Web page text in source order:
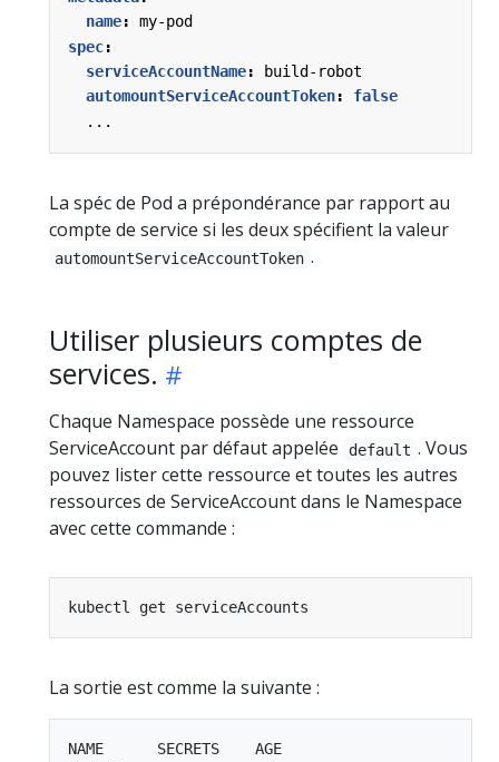
name:
my-pod
spec:
serviceAccountName:
build-robot
automountServiceAccountToken:
false
...
La spéc de Pod a prépondérance par rapport au
compte de service si les deux spécifient la valeur
automountServiceAccountToken .
Utiliser plusieurs comptes de
services.
Chaque Namespace possède une ressource
ServiceAccount par défaut appelée
default . Vous
pouvez lister cette ressource et toutes les autres
ressources de ServiceAccount dans le Namespace
avec cette commande :
La sortie est comme la suivante :
NAME      SECRETS    AGE